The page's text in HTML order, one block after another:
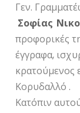
Γεν.
Σοφίας
προφορικές
έγγραφα,
κρατούμενος
Κορυδαλλό .
Κατόπιν